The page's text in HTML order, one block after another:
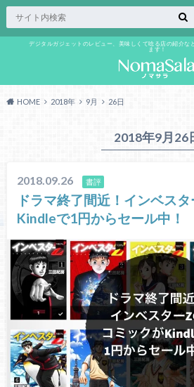
デジタルガジェットのレビュー、美味しくて唸る店の紹介な
ます！
HOME 2018年 9月 26日
2018年9月26
2018.09.26 書評
ドラマ終了間近！インベス
Kindleで1円からセール中！